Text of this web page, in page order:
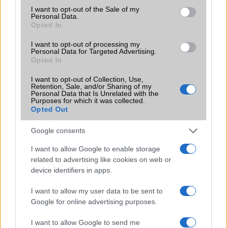
consent section.
I want to opt-out of the Sale of my
Personal Data.
Opted In
I want to opt-out of processing my
Personal Data for Targeted Advertising.
Opted In
I want to opt-out of Collection, Use,
Retention, Sale, and/or Sharing of my
Personal Data that Is Unrelated with the
Purposes for which it was collected.
Opted Out
Google consents
I want to allow Google to enable storage
related to advertising like cookies on web or
device identifiers in apps.
I want to allow my user data to be sent to
Google for online advertising purposes.
I want to allow Google to send me
Android már évek óta olyan intelligens funkciókat kínál,
amelyek maguktól dolgoznak a háttérben.
Ez a rejtett Samsung funkció teljesen
megváltoztatja a mobilhasználatot –
2026.07.12| Android Central
Az Edge Panel az egyik leghasznosabb funkció, amely
jelentősen felgyorsítja a mindennapi használatot,
miközben a Pixel telefonokból továbbra is hiányzik.
iOS 7: teljes átalakulás
Mit szeretnénk az iOS 7-ben?